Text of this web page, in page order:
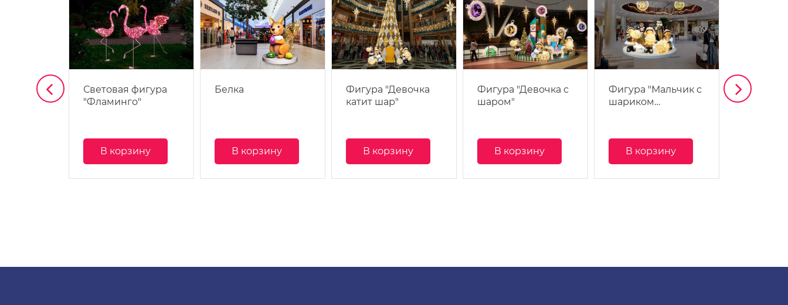
в
Световая фигура
"Фламинго"
В корзину
Белка
В корзину
Фигура "Девочка
катит шар"
В корзину
Фигура "Девочка с
шаром"
В корзину
Фигура "Мальчик с
шариком…
В корзину
Фигура
шаром"